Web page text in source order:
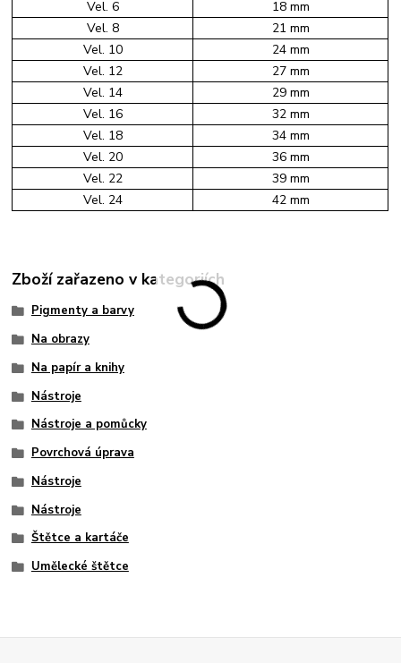
Vel. 6
18 mm
Vel. 8
21 mm
Vel. 10
24 mm
Vel. 12
27 mm
Vel. 14
29 mm
Vel. 16
32 mm
Vel. 18
34 mm
Vel. 20
36 mm
Vel. 22
39 mm
Vel. 24
42 mm
Zboží zařazeno v kategoriích
Pigmenty a barvy
Na obrazy
Na papír a knihy
Nástroje
Nástroje a pomůcky
Povrchová úprava
Nástroje
Nástroje
Štětce a kartáče
Umělecké štětce